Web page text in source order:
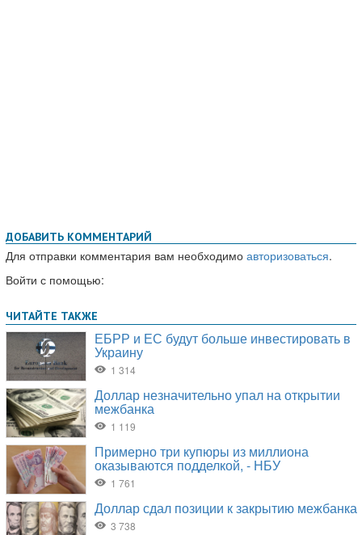
ДОБАВИТЬ КОММЕНТАРИЙ
Для отправки комментария вам необходимо авторизоваться.
Войти с помощью: